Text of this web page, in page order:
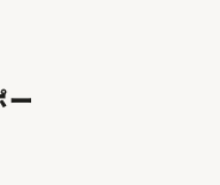
ー